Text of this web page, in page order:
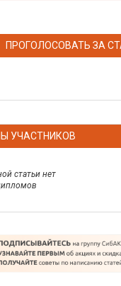
ПРОГОЛОСОВАТЬ ЗА
УЧАСТНИКОВ
статьи нет